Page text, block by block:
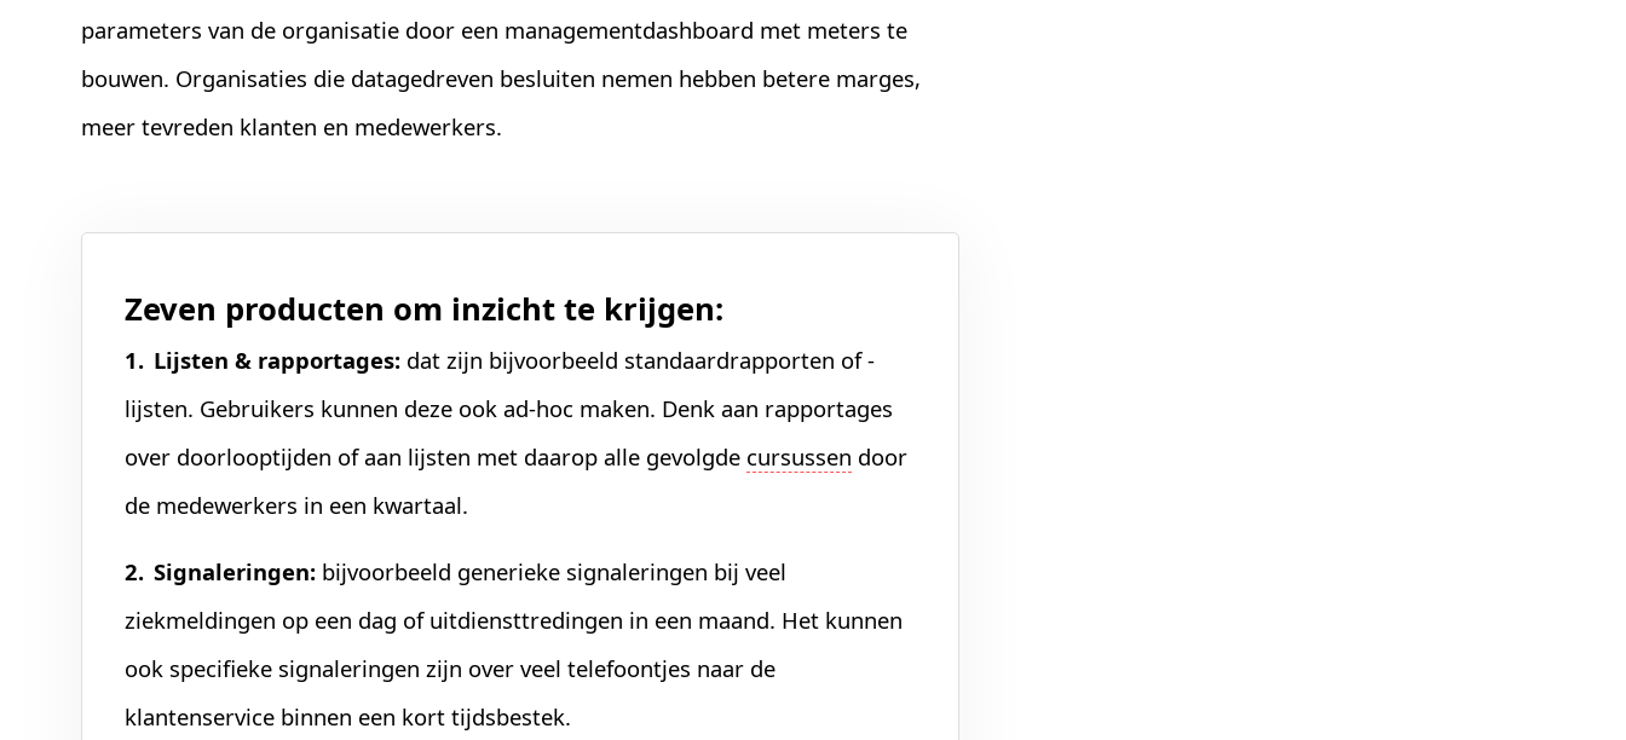
parameters van de organisatie door een managementdashboard met meters te
bouwen. Organisaties die datagedreven besluiten nemen hebben betere marges,
meer tevreden klanten en medewerkers.
Zeven producten om inzicht te krijgen:
Lijsten & rapportages: dat zijn bijvoorbeeld standaardrapporten of -
lijsten. Gebruikers kunnen deze ook ad-hoc maken. Denk aan rapportages
over doorlooptijden of aan lijsten met daarop alle gevolgde cursussen door
de medewerkers in een kwartaal.
Signaleringen: bijvoorbeeld generieke signaleringen bij veel
ziekmeldingen op een dag of uitdiensttredingen in een maand. Het kunnen
ook specifieke signaleringen zijn over veel telefoontjes naar de
klantenservice binnen een kort tijdsbestek.